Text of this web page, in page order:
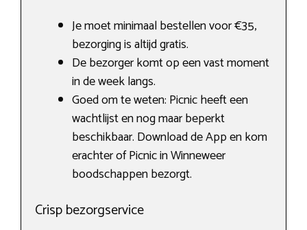
Je moet minimaal bestellen voor €35,
bezorging is altijd gratis.
De bezorger komt op een vast moment
in de week langs.
Goed om te weten: Picnic heeft een
wachtlijst en nog maar beperkt
beschikbaar. Download de App en kom
erachter of Picnic in Winneweer
boodschappen bezorgt.
Crisp bezorgservice